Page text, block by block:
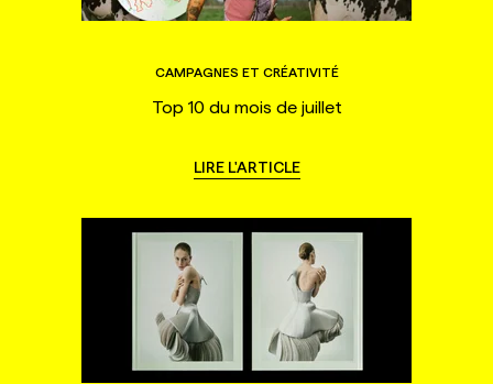
CAMPAGNES ET CRÉATIVITÉ
Top 10 du mois de juillet
LIRE L'ARTICLE